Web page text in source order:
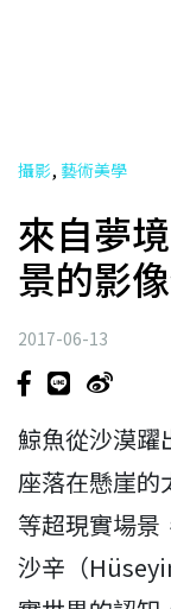
攝影, 藝術美學
來自夢
景的影
2017-06-13
鯨魚從沙漠躍
座落在懸崖的
等超現實場景
沙辛（